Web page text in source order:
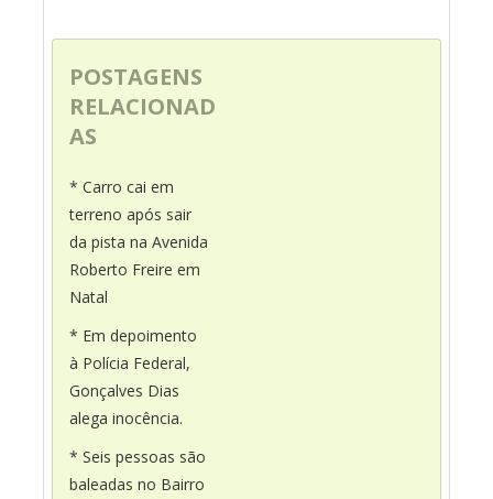
POSTAGENS
RELACIONAD
AS
* Carro cai em
terreno após sair
da pista na Avenida
Roberto Freire em
Natal
* Em depoimento
à Polícia Federal,
Gonçalves Dias
alega inocência.
* Seis pessoas são
baleadas no Bairro